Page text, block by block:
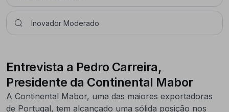
Entrevista a Pedro Carreira,
Presidente da Continental Mabor
A Continental Mabor, uma das maiores exportadoras
de Portugal, tem alcançado uma sólida posição nos